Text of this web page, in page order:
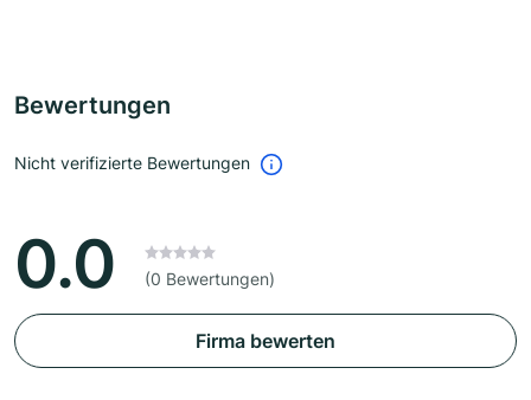
Bewertungen
Nicht verifizierte Bewertungen
0.0 (0 Bewertungen)
Firma bewerten